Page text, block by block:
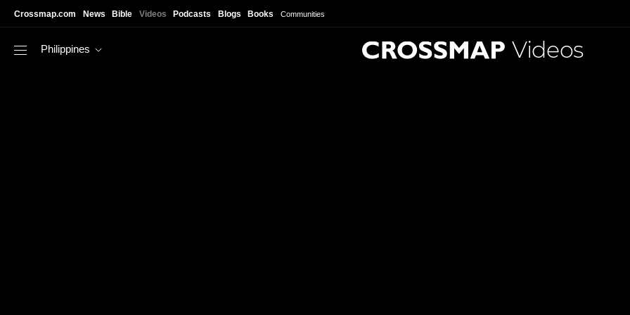
Crossmap.com News Bible Videos Podcasts Blogs Books Communities
Philippines Videos